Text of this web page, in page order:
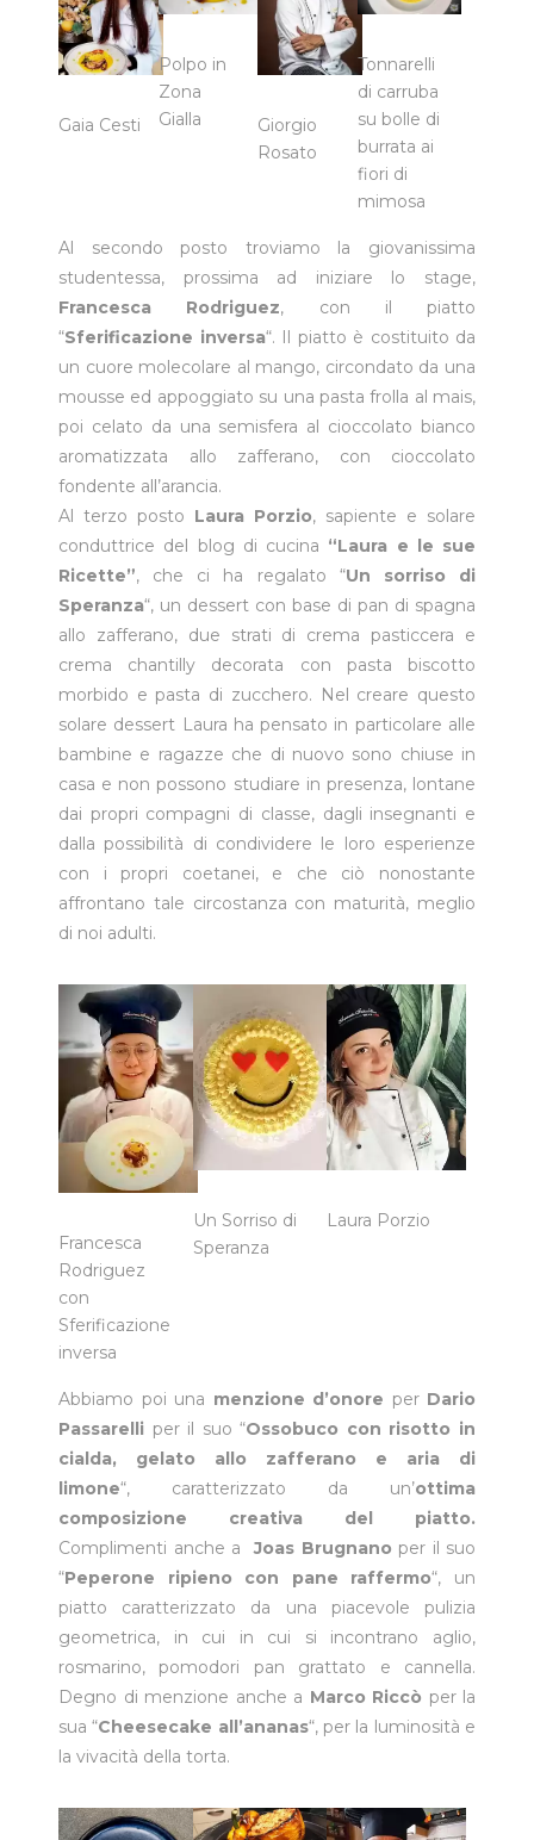
Gaia Cesti
Polpo in
Zona
Gialla
Giorgio
Rosato
Tonnarelli
di carruba
su bolle di
burrata ai
fiori di
mimosa
Al secondo posto troviamo la giovanissima
studentessa, prossima ad iniziare lo stage,
Francesca Rodriguez, con il piatto
“Sferificazione inversa“. Il piatto è costituito da
un cuore molecolare al mango, circondato da una
mousse ed appoggiato su una pasta frolla al mais,
poi celato da una semisfera al cioccolato bianco
aromatizzata allo zafferano, con cioccolato
fondente all’arancia.
Al terzo posto Laura Porzio, sapiente e solare
conduttrice del blog di cucina “Laura e le sue
Ricette”, che ci ha regalato “Un sorriso di
Speranza“, un dessert con base di pan di spagna
allo zafferano, due strati di crema pasticcera e
crema chantilly decorata con pasta biscotto
morbido e pasta di zucchero. Nel creare questo
solare dessert Laura ha pensato in particolare alle
bambine e ragazze che di nuovo sono chiuse in
casa e non possono studiare in presenza, lontane
dai propri compagni di classe, dagli insegnanti e
dalla possibilità di condividere le loro esperienze
con i propri coetanei, e che ciò nonostante
affrontano tale circostanza con maturità, meglio
di noi adulti.
Francesca
Rodriguez
con
Sferificazione
inversa
Un Sorriso di
Speranza
Laura Porzio
Abbiamo poi una menzione d’onore per Dario
Passarelli per il suo “Ossobuco con risotto in
cialda, gelato allo zafferano e aria di
limone“, caratterizzato da un’ottima
composizione creativa del piatto.
Complimenti anche aJoas Brugnano per il suo
“Peperone ripieno con pane raffermo“, un
piatto caratterizzato da una piacevole pulizia
geometrica, in cui in cui si incontrano aglio,
rosmarino, pomodori pan grattato e cannella.
Degno di menzione anche a Marco Riccò per la
sua “Cheesecake all’ananas“, per la luminosità e
la vivacità della torta.